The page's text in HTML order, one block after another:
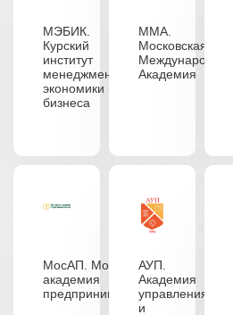
МЭБИК.
Курский
институт
менеджмента,
экономики и
бизнеса
ММА.
Московская
Международная
Академия
МосАП. Московская
академия
предпринимательства
АУП.
Академия
управления
и